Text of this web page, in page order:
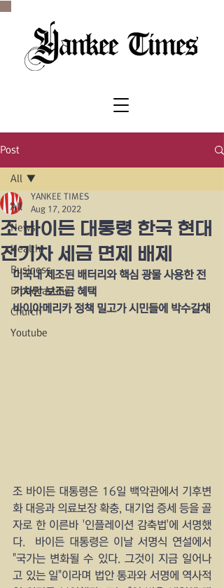
Post
All
News
Health
Business
Broadcasting
Church
Youtube
All
조 바이든 대통령 한국 현대
전기차 세금 면제 배제
YANKEE TIMES
Aug 17, 2022
미국내 제조된 배터리와 핵심 광물 사용한 전
기차만 보조금 혜택
바이아메리카 정책 밀고가 시민들에 박수갈채
조 바이든 대통령은 16일 백악관에서 기후변
화 대응과 의료보장 확충, 대기업 증세 등을 골
자로 한 이른바 '인플레이션 감축법'에 서명했
다.  바이든 대통령은 이날 서명식 연설에서
"국가는 변화될 수 있다. 그것이 지금 일어나
고 있는 일"이라며 법안 통과와 서명에 역사적